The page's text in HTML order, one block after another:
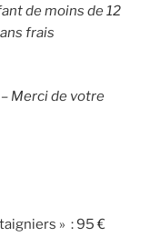
de moins de 12
frais
– Merci de votre
» : 95 €